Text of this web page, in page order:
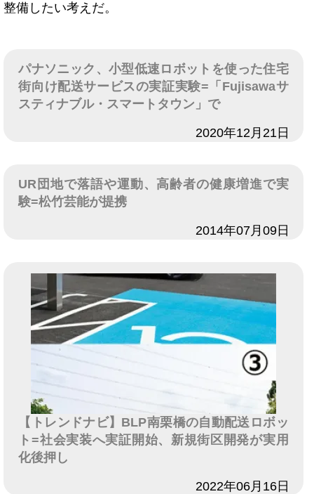
整備したい考えだ。
パナソニック、小型低速ロボットを使った住宅
街向け配送サービスの実証実験=「Fujisawaサ
スティナブル・スマートタウン」で
2020年12月21日
UR団地で落語や運動、高齢者の健康増進で実
験=松竹芸能が提携
2014年07月09日
【トレンドナビ】BLP南栗橋の自動配送ロボッ
ト=社会実装へ実証開始、新規街区開発が実用
化後押し
2022年06月16日